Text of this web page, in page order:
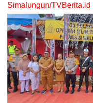
Simalungun/TVBerita.id